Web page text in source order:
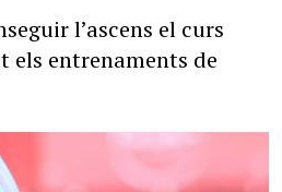
l’ascens el curs
els entrenaments de